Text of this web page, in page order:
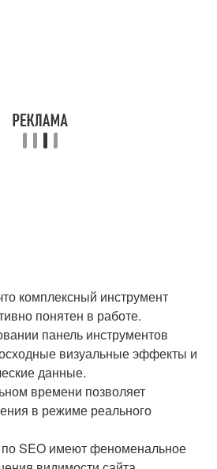
комплексный инструмент
понятен в работе.
панель инструментов
визуальные эффекты и
данные.
времени позволяет
в режиме реального
SEO имеют феноменальное